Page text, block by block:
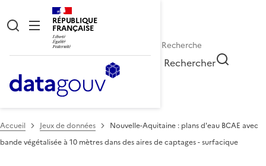
RÉPUBLIQUE
FRANÇAISE
Rechercher
Accueil Jeux de données
Nouvelle-Aquitaine : plans d'eau BCAE avec
bande végétalisée à 10 mètres dans des aires de captages - surfacique